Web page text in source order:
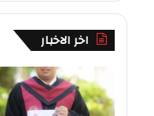
اخر الاخبار